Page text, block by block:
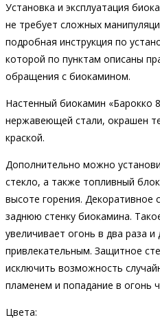
Установка и эксплуатация
не требует сложных
подробная инструкция по
которой по пунктам описаны
обращения с биокамином.
Настенный биокамин «Барокко
нержавеющей стали, окрашен
краской.
Дополнительно можно
стекло, а также топливный
высоте горения. Декоративное
заднюю стенку биокамина.
увеличивает огонь в два раза
привлекательным. Защитное
исключить возможность
пламенем и попадание в огонь
Цвета: